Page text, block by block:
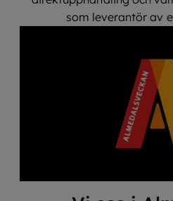
som leverantör av